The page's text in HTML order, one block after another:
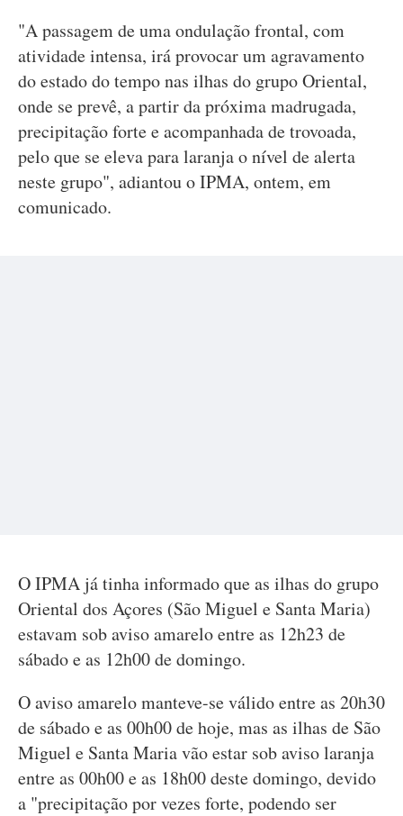
"A passagem de uma ondulação frontal, com
atividade intensa, irá provocar um agravamento
do estado do tempo nas ilhas do grupo Oriental,
onde se prevê, a partir da próxima madrugada,
precipitação forte e acompanhada de trovoada,
pelo que se eleva para laranja o nível de alerta
neste grupo", adiantou o IPMA, ontem, em
comunicado.
O IPMA já tinha informado que as ilhas do grupo
Oriental dos Açores (São Miguel e Santa Maria)
estavam sob aviso amarelo entre as 12h23 de
sábado e as 12h00 de domingo.
O aviso amarelo manteve-se válido entre as 20h30
de sábado e as 00h00 de hoje, mas as ilhas de São
Miguel e Santa Maria vão estar sob aviso laranja
entre as 00h00 e as 18h00 deste domingo, devido
a "precipitação por vezes forte, podendo ser